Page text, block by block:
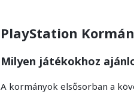
PlayStation
Milyen játékokhoz
A kormányok elsősorban a